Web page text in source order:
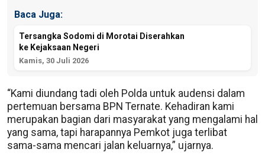
Baca Juga:
Tersangka Sodomi di Morotai Diserahkan
ke Kejaksaan Negeri
Kamis, 30 Juli 2026
“Kami diundang tadi oleh Polda untuk audensi dalam
pertemuan bersama BPN Ternate. Kehadiran kami
merupakan bagian dari masyarakat yang mengalami hal
yang sama, tapi harapannya Pemkot juga terlibat
sama-sama mencari jalan keluarnya,” ujarnya.